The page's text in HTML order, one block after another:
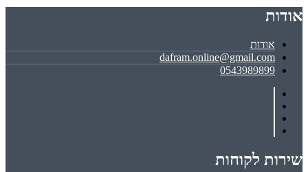
אודות
אודות
dafram.online@gmail.com
0543989899
שירות לקוחות